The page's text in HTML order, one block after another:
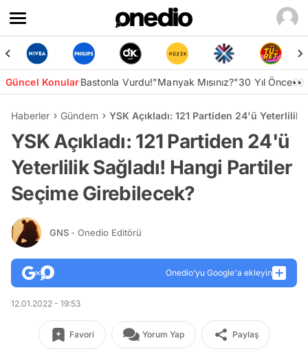
Güncel KonularBastonla Vurdu!"Manyak Mısınız?"30 Yıl Önce👀
Haberler Gündem YSK Açıkladı: 121 Partiden 24'ü
YSK Açıkladı: 121 Partiden 24'ü
Yeterlilik Sağladı! Hangi Partiler
Seçime Girebilecek?
GNS - Onedio Editörü
Onedio’yu Google'a ekleyin
12.01.2022 - 19:53
Favori Yorum Yap Paylaş